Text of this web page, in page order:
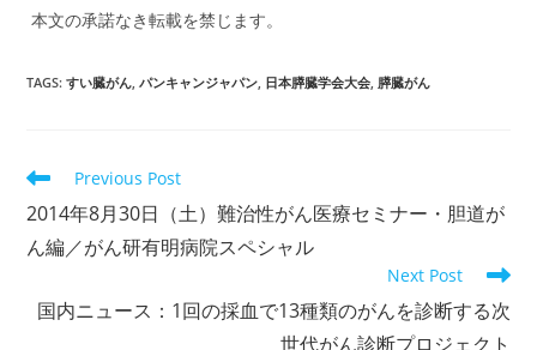
本文の承諾なき転載を禁じます。
TAGS:すい臓がん パンキャンジャパン 日本膵臓学会大会 膵臓がん
Read
articles
Previous Post
2014年8月30日（土）難治性がん医療セミナー・胆道が
ん編／がん研有明病院スペシャル
Next Post
国内ニュース：1回の採血で13種類のがんを診断する次
世代がん診断プロジェクト